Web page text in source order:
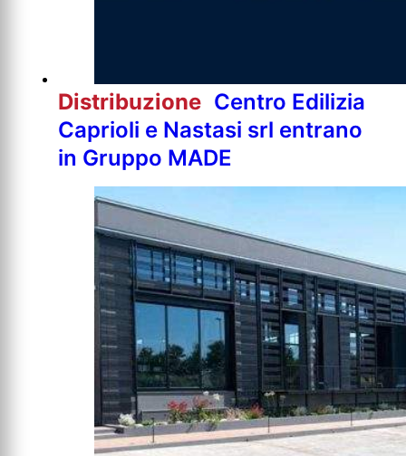
Distribuzione Centro Edilizia
Caprioli e Nastasi srl entrano
in Gruppo MADE